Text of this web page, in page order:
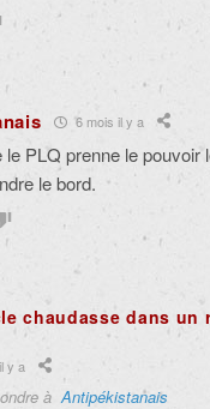
6 mois il y a
le PLQ prenne le pouvoir
le bord.
chaudasse dans un
y a
àAntipékistanais